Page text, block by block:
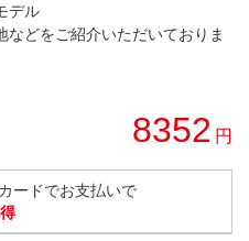
デル
どをご紹介いただいておりま
8352 円
ードでお支払いで